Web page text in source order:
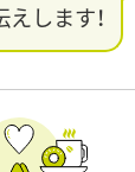
えします！